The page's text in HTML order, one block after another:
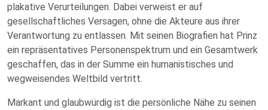
plakative Verurteilungen. Dabei verweist er auf
gesellschaftliches Versagen, ohne die Akteure aus ihrer
Verantwortung zu entlassen. Mit seinen Biografien hat Prinz
ein repräsentatives Personenspektrum und ein Gesamtwerk
geschaffen, das in der Summe ein humanistisches und
wegweisendes Weltbild vertritt.
Markant und glaubwürdig ist die persönliche Nähe zu seinen